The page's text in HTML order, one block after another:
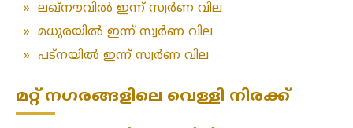
» ലഖ്‌നൗവിൽ ഇന്ന് സ്വർണ വില
» മധുരയിൽ ഇന്ന് സ്വർണ വില
» പട്‌നയിൽ ഇന്ന് സ്വർണ വില
മറ്റ് നഗരങ്ങളിലെ വെള്ളി നിരക്ക്